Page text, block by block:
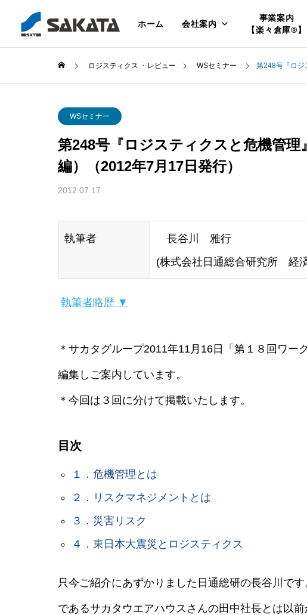
ホーム 会社案内
事業案内
【楽々倉庫®】
ロジスティクス ・レビュー WSセミナー 第248号『ロジ
WSセミナー
第248号『ロジスティクスと危機管
編）（2012年7月17日発行）
2012.07.17
執筆者
長谷川 雅行
(株式会社日通総合研究所 経
執筆者略歴 ▼
＊サカタグループ2011年11月16日「第１８回ワー
編集しご案内しています。
＊今回は３回に分けて掲載いたします。
目次
１．危機管理とは
２．リスクマネジメントとは
３．災害リスク
４．東日本大震災とロジスティクス
只今ご紹介にあずかりました日通総研の長谷川で
であるサカタウエアハウスさんの田中社長とは以